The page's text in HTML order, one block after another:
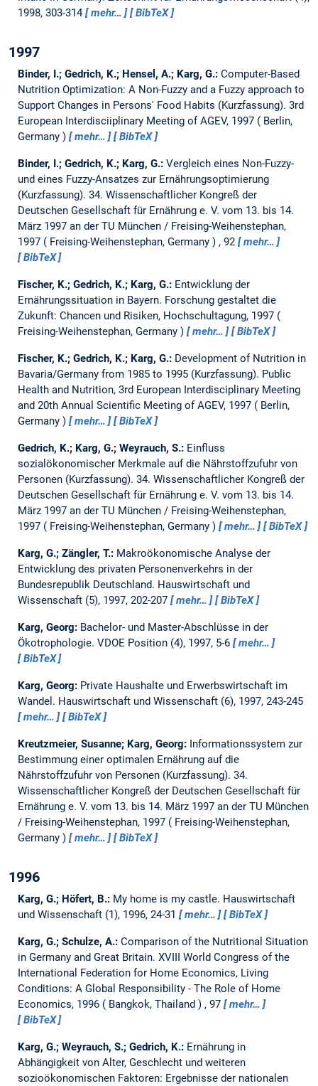
1998, 303-314
mehr… BibTeX
1997
Binder, I.; Gedrich, K.; Hensel, A.; Karg, G.: Computer-Based
Nutrition Optimization: A Non-Fuzzy and a Fuzzy approach to
Support Changes in Persons' Food Habits (Kurzfassung). 3rd
European Interdisciiplinary Meeting of AGEV, 1997
Berlin,
Germany
mehr… BibTeX
Binder, I.; Gedrich, K.; Karg, G.: Vergleich eines Non-Fuzzy-
und eines Fuzzy-Ansatzes zur Ernährungsoptimierung
(Kurzfassung). 34. Wissenschaftlicher Kongreß der
Deutschen Gesellschaft für Ernährung e. V. vom 13. bis 14.
März 1997 an der TU München / Freising-Weihenstephan,
1997
Freising-Weihenstephan, Germany , 92
mehr…
BibTeX
Fischer, K.; Gedrich, K.; Karg, G.: Entwicklung der
Ernährungssituation in Bayern. Forschung gestaltet die
Zukunft: Chancen und Risiken, Hochschultagung, 1997
Freising-Weihenstephan, Germany
mehr… BibTeX
Fischer, K.; Gedrich, K.; Karg, G.: Development of Nutrition in
Bavaria/Germany from 1985 to 1995 (Kurzfassung). Public
Health and Nutrition, 3rd European Interdisciplinary Meeting
and 20th Annual Scientific Meeting of AGEV, 1997
Berlin,
Germany
mehr… BibTeX
Gedrich, K.; Karg, G.; Weyrauch, S.: Einfluss
sozialökonomischer Merkmale auf die Nährstoffzufuhr von
Personen (Kurzfassung). 34. Wissenschaftlicher Kongreß der
Deutschen Gesellschaft für Ernährung e. V. vom 13. bis 14.
März 1997 an der TU München / Freising-Weihenstephan,
1997
Freising-Weihenstephan, Germany mehr… BibTeX
Karg, G.; Zängler, T.: Makroökonomische Analyse der
Entwicklung des privaten Personenverkehrs in der
Bundesrepublik Deutschland. Hauswirtschaft und
Wissenschaft (5), 1997, 202-207
mehr… BibTeX
Karg, Georg: Bachelor- und Master-Abschlüsse in der
Ökotrophologie. VDOE Position (4), 1997, 5-6
mehr…
BibTeX
Karg, Georg: Private Haushalte und Erwerbswirtschaft im
Wandel. Hauswirtschaft und Wissenschaft (6), 1997, 243-245
mehr…
BibTeX
Kreutzmeier, Susanne; Karg, Georg: Informationssystem zur
Bestimmung einer optimalen Ernährung auf die
Nährstoffzufuhr von Personen (Kurzfassung). 34.
Wissenschaftlicher Kongreß der Deutschen Gesellschaft für
Ernährung e. V. vom 13. bis 14. März 1997 an der TU München
/ Freising-Weihenstephan, 1997
Freising-Weihenstephan,
Germany
mehr… BibTeX
1996
Karg, G.; Höfert, B.: My home is my castle. Hauswirtschaft
und Wissenschaft (1), 1996, 24-31
mehr… BibTeX
Karg, G.; Schulze, A.: Comparison of the Nutritional Situation
in Germany and Great Britain. XVIII World Congress of the
International Federation for Home Economics, Living
Conditions: A Global Responsibility - The Role of Home
Economics, 1996
Bangkok, Thailand , 97
mehr…
BibTeX
Karg, G.; Weyrauch, S.; Gedrich, K.: Ernährung in
Abhängigkeit von Alter, Geschlecht und weiteren
sozioökonomischen Faktoren: Ergebnisse der nationalen